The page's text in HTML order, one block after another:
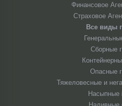
Финансовое
Страховое
Все виды
Сборные
Опасные
Тяжеловесные и
Насыпные